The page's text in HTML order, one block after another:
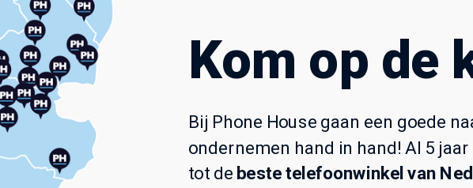
Kom op de
Bij Phone House gaan een goede
ondernemen hand in hand! Al 5
tot de beste telefoonwinkel van